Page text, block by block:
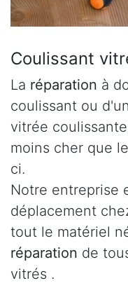
Coulissant
La réparation à
coulissant ou
vitrée
moins cher que
ci.
Notre entreprise
déplacement
tout le matériel
réparation de
vitrés .